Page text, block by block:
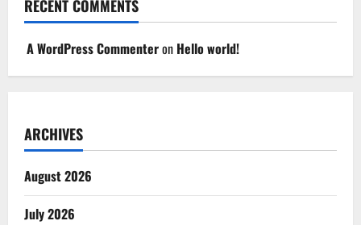
RECENT COMMENTS
A WordPress Commenteron Hello world!
ARCHIVES
August 2026
July 2026